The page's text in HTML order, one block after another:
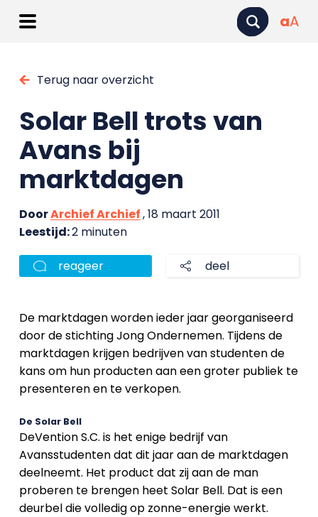
aA
Terug naar overzicht
Solar Bell trots van
Avans bij
marktdagen
DoorArchief Archief, 18 maart 2011
Leestijd:2 minuten
reageer deel
De marktdagen worden ieder jaar georganiseerd
door de stichting Jong Ondernemen. Tijdens de
marktdagen krijgen bedrijven van studenten de
kans om hun producten aan een groter publiek te
presenteren en te verkopen.
De Solar Bell
DeVention S.C. is het enige bedrijf van
Avansstudenten dat dit jaar aan de marktdagen
deelneemt. Het product dat zij aan de man
proberen te brengen heet Solar Bell. Dat is een
deurbel die volledig op zonne-energie werkt.